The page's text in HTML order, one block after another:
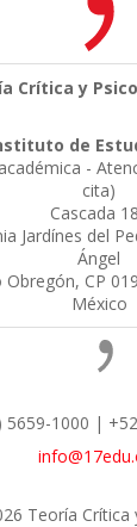
Crítica y
de
-
cita)
Cascada
Jardínes del
Ángel
Obregón, CP
México
5659-1000 |
Teoría Crítica